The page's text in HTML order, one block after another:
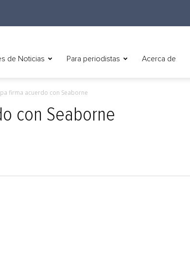
de Noticias Para periodistas Acerca de
firma acuerdo con Seaborne
con Seaborne